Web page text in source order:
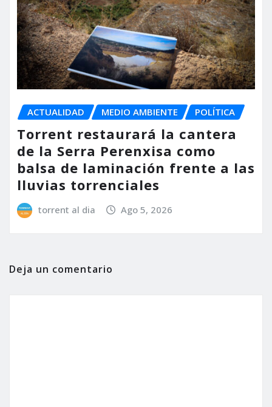
ACTUALIDAD MEDIO AMBIENTE POLÍTICA
Torrent restaurará la cantera
de la Serra Perenxisa como
balsa de laminación frente a las
lluvias torrenciales
torrent al dia Ago 5, 2026
Deja un comentario